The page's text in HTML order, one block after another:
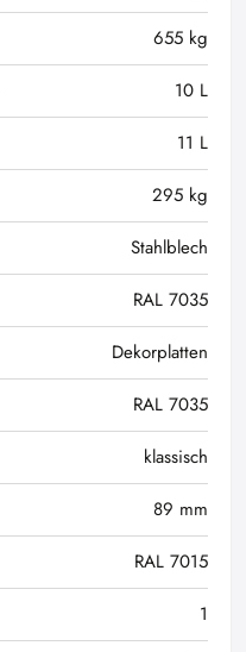
655 kg
10 L
11 L
295 kg
Stahlblech
RAL 7035
Dekorplatten
RAL 7035
klassisch
89 mm
RAL 7015
1